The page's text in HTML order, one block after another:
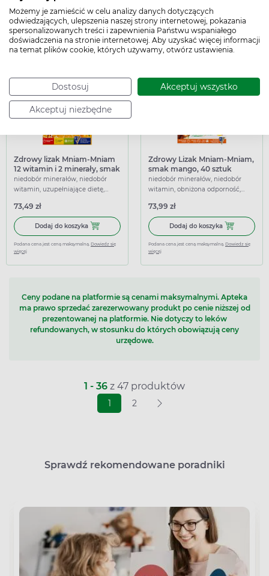
Możemy je zamieścić w celu analizy danych dotyczących
odwiedzających, ulepszenia naszej strony internetowej, pokazania
spersonalizowanych treści i zapewnienia Państwu wspaniałego
doświadczenia na stronie internetowej. Aby uzyskać więcej informacji
na temat plików cookie, których używamy, otwórz ustawienia.
Dostosuj Akceptuj wszystko
Akceptuj niezbędne
Dodaj do koszykaDodaj do koszyka ElectroVit Junior, smak truskawkowy,
Podana cena jest ceną maksymalną.Dowiedz się
więcej
Dodaj do koszykaDodaj do
Podana cena jest ceną maksymalną. Dowiedz się
Zdrowy lizak Mniam-Mniam
12 witamin i 2 minerały, smak
pomarańczowy, 40 sztuk
niedobór minerałów, niedobór
witamin, uzupełniające dietę,
73,49 zł
Dodaj do koszyka Dodaj do koszyka Zdrowy lizak Mniam-Mniam 12
Podana cena jest ceną maksymalną. Dowiedz się
więcej
Zdrowy Lizak Mniam-Mniam,
smak mango, 40 sztuk
niedobór minerałów, niedobór
witamin, obniżona odporność,
73,99 zł
Dodaj do koszyka Dodaj do
Podana cena jest ceną maksymalną. Dowiedz się
więcej
Ceny podane na platformie są cenami maksymalnymi. Apteka
ma prawo sprzedać zarezerwowany produkt po cenie niższej od
prezentowanej na platformie. Nie dotyczy to leków
refundowanych, w stosunku do których obowiązują ceny
urzędowe.
1 - 36 z 47 produktów
1 2
Sprawdź rekomendowane poradniki